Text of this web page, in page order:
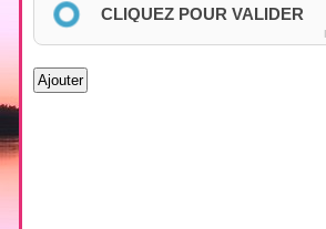
CLIQUEZ POUR VALIDER